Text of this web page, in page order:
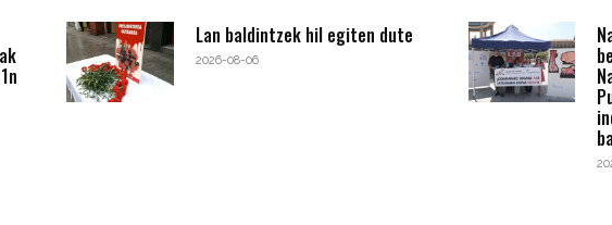
Lan baldintzek hil egiten dute
2026-08-06